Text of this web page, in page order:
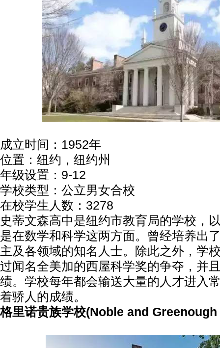
成立时间：1952年
位置：纽约，纽约州
年级设置：9-12
学校类型：公立男女合校
在校学生人数：3278
史蒂文森高中是纽约市教育局的学校，
是在数学和科学这两方面。曾经培养出
主及各领域的知名人士。除此之外，学
过闻名全美加的西屋科学奖的争夺，并
绩。学校每年都会输送大量的人才进入
着骄人的成绩。
格里诺贵族学校(Noble and